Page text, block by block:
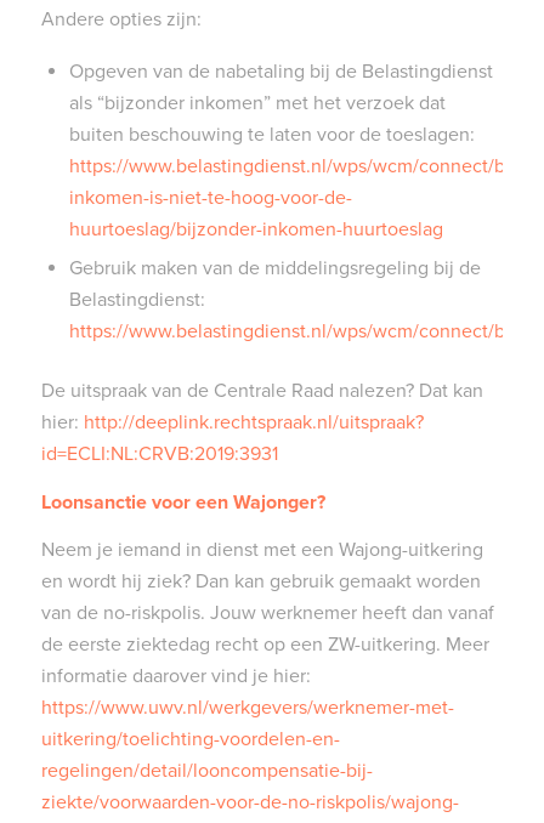
Andere opties zijn:
Opgeven van de nabetaling bij de Belastingdienst
als “bijzonder inkomen” met het verzoek dat
buiten beschouwing te laten voor de toeslagen:
https://www.belastingdienst.nl/wps/wcm/connect/
inkomen-is-niet-te-hoog-voor-de-
huurtoeslag/bijzonder-inkomen-huurtoeslag
Gebruik maken van de middelingsregeling bij de
Belastingdienst:
https://www.belastingdienst.nl/wps/wcm/connect/
De uitspraak van de Centrale Raad nalezen? Dat kan
hier: http://deeplink.rechtspraak.nl/uitspraak?
id=ECLI:NL:CRVB:2019:3931
Loonsanctie voor een Wajonger?
Neem je iemand in dienst met een Wajong-uitkering
en wordt hij ziek? Dan kan gebruik gemaakt worden
van de no-riskpolis. Jouw werknemer heeft dan vanaf
de eerste ziektedag recht op een ZW-uitkering. Meer
informatie daarover vind je hier:
https://www.uwv.nl/werkgevers/werknemer-met-
uitkering/toelichting-voordelen-en-
regelingen/detail/looncompensatie-bij-
ziekte/voorwaarden-voor-de-no-riskpolis/wajong-